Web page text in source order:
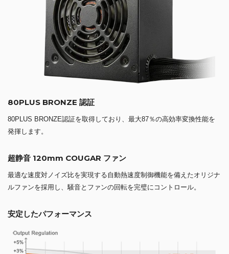
80PLUS BRONZE 認証
80PLUS BRONZE認証を取得しており、最大87％の高効率変換性能を
発揮します。
超静音 120mm COUGAR ファン
最適な速度対ノイズ比を実現する自動熱速度制御機能を備えたオリジナ
ルファンを採用し、騒音とファンの回転を完璧にコントロール。
安定したパフォーマンス